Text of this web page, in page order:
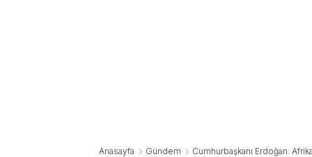
Anasayfa Gündem Cumhurbaşkanı Erdoğan: